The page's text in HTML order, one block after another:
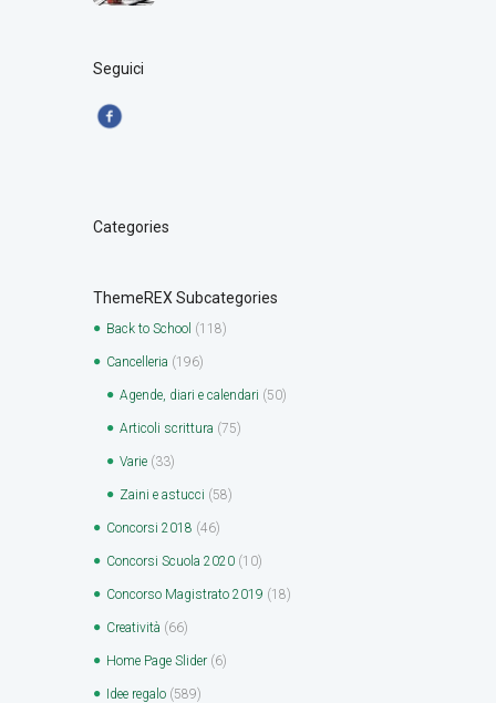
Seguici
Categories
ThemeREX Subcategories
Back to School (118)
Cancelleria (196)
Agende, diari e calendari (50)
Articoli scrittura (75)
Varie (33)
Zaini e astucci (58)
Concorsi 2018 (46)
Concorsi Scuola 2020 (10)
Concorso Magistrato 2019 (18)
Creatività (66)
Home Page Slider (6)
Idee regalo (589)